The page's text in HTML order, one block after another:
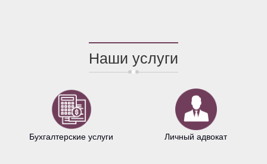
Наши услуги
Бухгалтерские услуги Личный адвокат